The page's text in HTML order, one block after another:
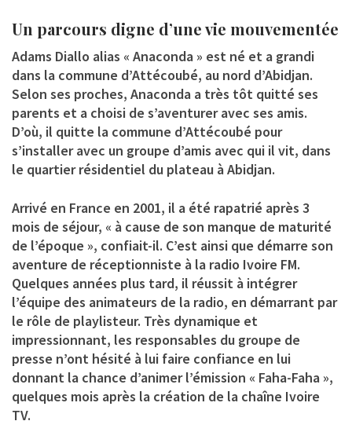
Un parcours digne d’une vie mouvementée
Adams Diallo alias « Anaconda » est né et a grandi
dans la commune d’Attécoubé, au nord d’Abidjan.
Selon ses proches, Anaconda a très tôt quitté ses
parents et a choisi de s’aventurer avec ses amis.
D’où, il quitte la commune d’Attécoubé pour
s’installer avec un groupe d’amis avec qui il vit, dans
le quartier résidentiel du plateau à Abidjan.
Arrivé en France en 2001, il a été rapatrié après 3
mois de séjour, « à cause de son manque de maturité
de l’époque », confiait-il. C’est ainsi que démarre son
aventure de réceptionniste à la radio Ivoire FM.
Quelques années plus tard, il réussit à intégrer
l’équipe des animateurs de la radio, en démarrant par
le rôle de playlisteur. Très dynamique et
impressionnant, les responsables du groupe de
presse n’ont hésité à lui faire confiance en lui
donnant la chance d’animer l’émission « Faha-Faha »,
quelques mois après la création de la chaîne Ivoire
TV.